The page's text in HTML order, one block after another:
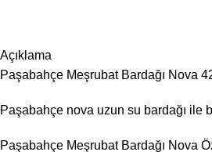
Açıklama
Paşabahçe Meşrubat Bardağı Nova
Paşabahçe nova uzun su bardağı ile
Paşabahçe Meşrubat Bardağı Nova